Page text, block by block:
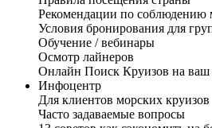
Рекомендации по соблюдению
Условия бронирования для
Обучение / вебинары
Осмотр лайнеров
Онлайн Поиск Круизов на ваш
Инфоцентр
Для клиентов морских круизов
Часто задаваемые вопросы